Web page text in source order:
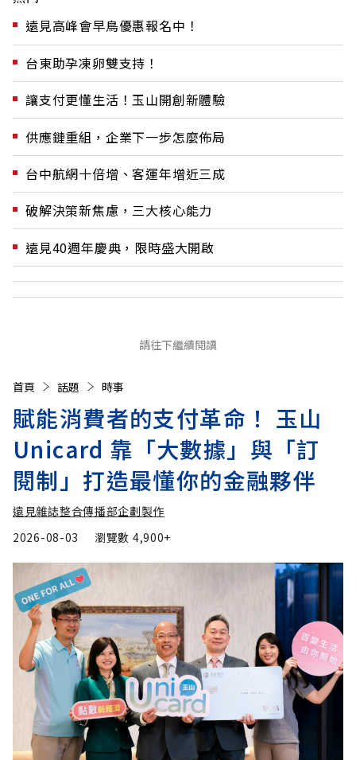
遠見高峰會早鳥優惠報名中！
台東助孕凍卵雙支持！
讓支付更懂生活！玉山開創新體驗
供應鏈重組，企業下一步怎麼佈局
台中航網十倍增、客運年增近三成
破解決策新焦慮，三大核心能力
遠見40週年慶典，限時盛大開啟
請往下繼續閱讀
首頁 話題 時事
賦能消費者的支付革命！ 玉山
Unicard 靠「大數據」與「訂
閱制」打造最懂你的金融夥伴
遠見雜誌整合傳播部企劃製作
2026-08-03
瀏覽數 4,900+